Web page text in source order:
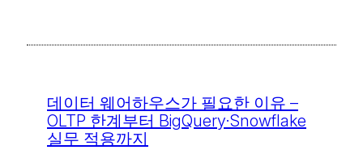
데이터 웨어하우스가 필요한 이유 –
OLTP 한계부터 BigQuery·Snowflake
실무 적용까지